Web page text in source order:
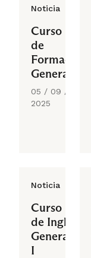
Noticia
Curso
de
Formación
General
05 / 09 /
2025
Noticia
Curso
de Inglés
General
I